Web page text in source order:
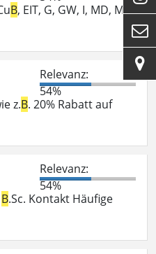
B, EIT, G, GW, I, MD, MK,
Relevanz:
54%
z.B. 20% Rabatt auf
Relevanz:
54%
B.Sc. Kontakt Häufige

